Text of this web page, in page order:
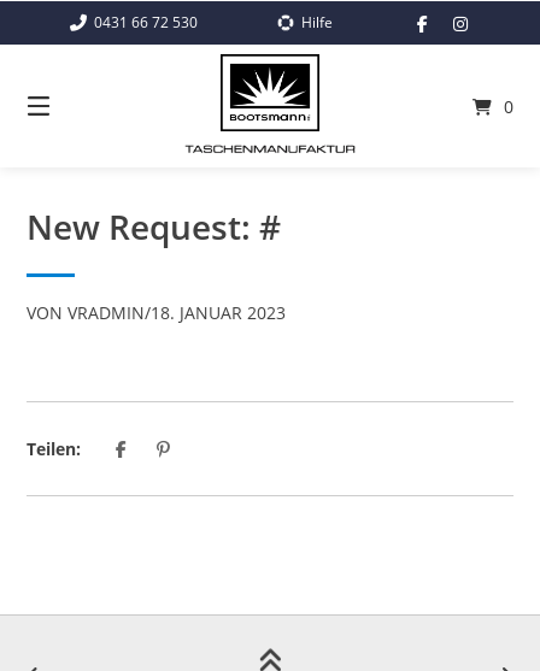
0431 66 72 530 Hilfe
0
New Request: #
VONVRADMIN/18. JANUAR 2023
Teilen: